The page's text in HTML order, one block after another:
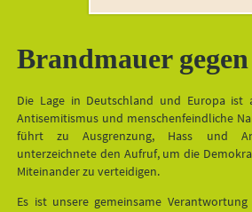
Brandmauer
Die Lage in Deutschland und Europa ist
Antisemitismus und menschenfeindliche
führt zu Ausgrenzung, Hass und
unterzeichnete den Aufruf, um die
Miteinander zu verteidigen.
Es ist unsere gemeinsame